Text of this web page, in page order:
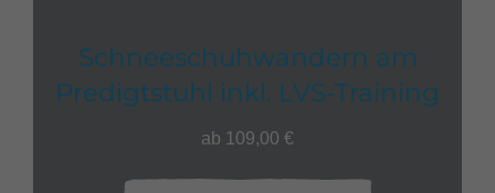
Schneeschuhwandern am
Predigtstuhl inkl. LVS-Training
ab 109,00 €